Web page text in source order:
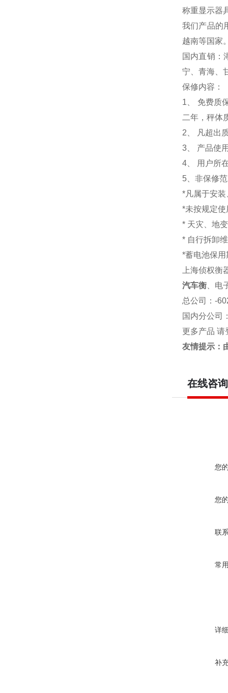
称重显示器
我们产品的
越南等国家
国内直销：
宁、青海、
保修内容：
1 、 免费
二年，秤体
2、 凡超出
3、 产品使
4、 用户所
5、非保修
*凡属于安
*未按规定
* 天灾、地
* 自行拆卸
*蓄电池保用
上海侦权
汽车衡 、
总公司
：-
国内分公司
更多产品 请
友情提示：
在线咨询
您
您
联
常
详
补